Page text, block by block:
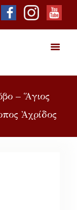
– Ἅγιος
Ἀχρίδος